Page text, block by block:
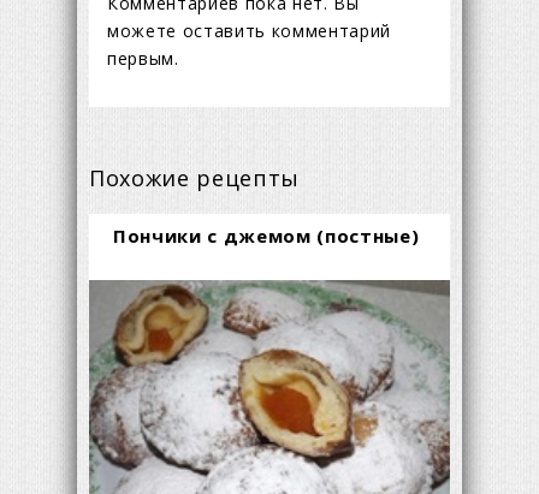
можете оставить комментарий
первым.
Похожие рецепты
Пончики с джемом (постные)